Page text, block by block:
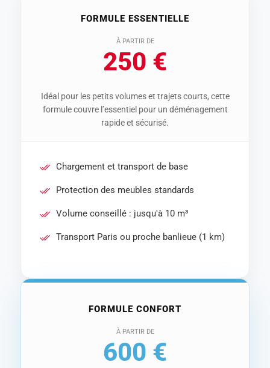
FORMULE ESSENTIELLE
À PARTIR DE
250 €
Idéal pour les petits volumes et trajets courts, cette
formule couvre l’essentiel pour un déménagement
rapide et sécurisé.
Chargement et transport de base
Protection des meubles standards
Volume conseillé : jusqu'à 10 m³
Transport Paris ou proche banlieue (1 km)
FORMULE CONFORT
À PARTIR DE
600 €